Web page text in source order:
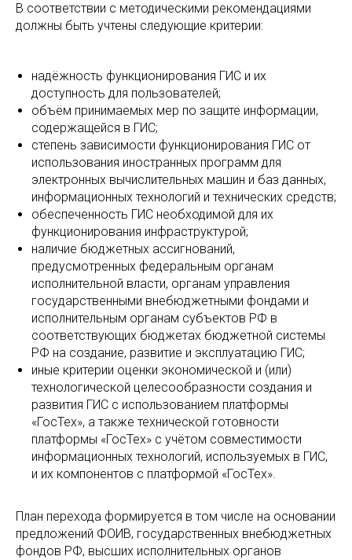
В соответствии с методическими рекомендациями
должны быть учтены следующие критерии:
надёжность функционирования ГИС и их
доступность для пользователей;
объём принимаемых мер по защите информации,
содержащейся в ГИС;
степень зависимости функционирования ГИС от
использования иностранных программ для
электронных вычислительных машин и баз данных,
информационных технологий и технических средств;
обеспеченность ГИС необходимой для их
функционирования инфраструктурой;
наличие бюджетных ассигнований,
предусмотренных федеральным органам
исполнительной власти, органам управления
государственными внебюджетными фондами и
исполнительным органам субъектов РФ в
соответствующих бюджетах бюджетной системы
РФ на создание, развитие и эксплуатацию ГИС;
иные критерии оценки экономической и (или)
технологической целесообразности создания и
развития ГИС с использованием платформы
«ГосТех», а также технической готовности
платформы «ГосТех» с учётом совместимости
информационных технологий, используемых в ГИС,
и их компонентов с платформой «ГосТех».
План перехода формируется в том числе на основании
предложений ФОИВ, государственных внебюджетных
фондов РФ, высших исполнительных органов